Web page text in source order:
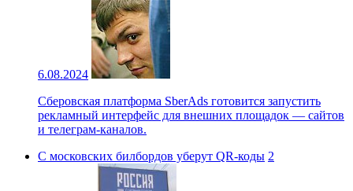
6.08.2024
Сберовская платформа SberAds готовится запустить
рекламный интерфейс для внешних площадок — сайтов
и телеграм-каналов.
С московских билбордов уберут QR-коды 2